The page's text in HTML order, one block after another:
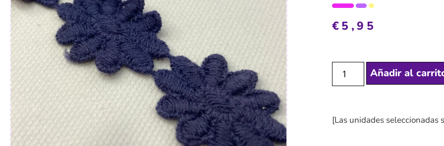
€5,95
Añadir al
[Las unidades seleccionadas